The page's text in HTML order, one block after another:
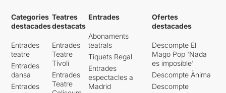
Categories
destacades
Entrades
teatre
Entrades
dansa
Entrades
Teatres
destacats
Entrades
Teatre
Tívoli
Entrades
Teatre
Entrades
Abonaments
teatrals
Tiquets Regal
Entrades
espectacles a
Madrid
Ofertes
destacades
Descompte El
Mago Pop 'Nada
es imposible'
Descompte Ànima
Descompte